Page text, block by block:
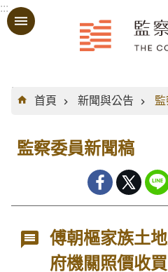
跳到主要內容區塊
:::
:::
首頁
新聞與公告
監察委員新聞稿
傅朝樞家族土
府機關照價收